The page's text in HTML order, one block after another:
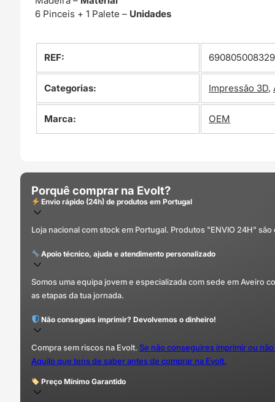
6 Pinceis + 1 Palete – Unidades
REF:
Categorias: Impressão 3D,
Marca: OEM
Porquê comprar na Evolt?
Envio rápido (24h) de produtos em Portugal
Loja nacional com stock em Portugal. Produtos "ENVIO 24H"
Apoio técnico, ajuda e atendimento personalizado
Somos uma equipa jovem e especializada com sede em Aveiro
as etapas da tua jornada.
Não consegues imprimir? Devolvemos o dinheiro!
Compra sem riscos na Evolt. Se não conseguires imprimir ou
Aquilo que tens de saber antes de comprar na Evolt.
Preço Mínimo Garantido